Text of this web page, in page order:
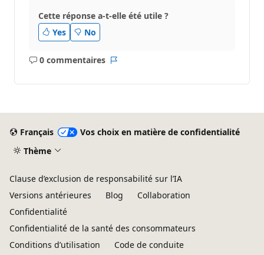
Cette réponse a-t-elle été utile ?
Yes
No
0 commentaires
Aucun
Français
Vos choix en matière de confidentialité
Thème
Clause d’exclusion de responsabilité sur l’IA
Versions antérieures
Blog
Collaboration
Confidentialité
Confidentialité de la santé des consommateurs
Conditions d’utilisation
Code de conduite